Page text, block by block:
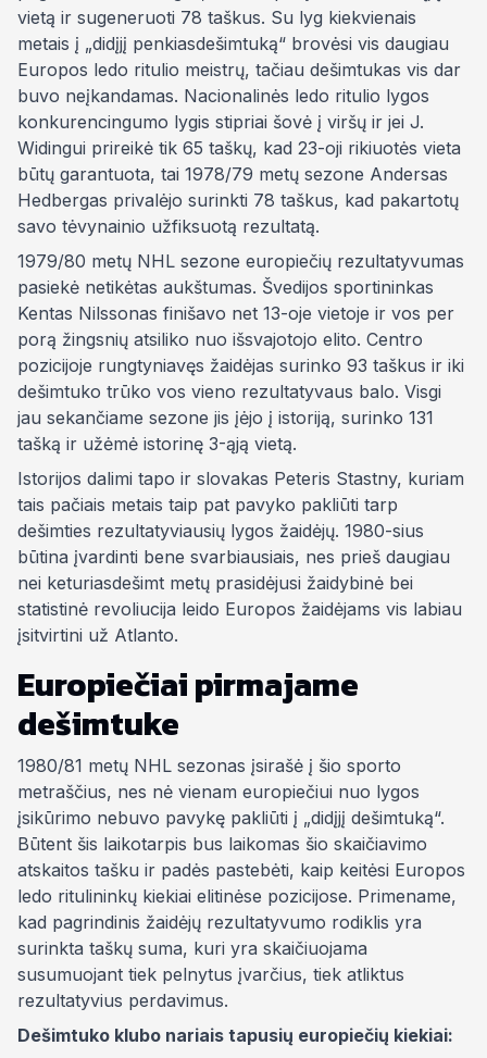
vietą ir sugeneruoti 78 taškus. Su lyg kiekvienais
metais į „didįjį penkiasdešimtuką“ brovėsi vis daugiau
Europos ledo ritulio meistrų, tačiau dešimtukas vis dar
buvo neįkandamas. Nacionalinės ledo ritulio lygos
konkurencingumo lygis stipriai šovė į viršų ir jei J.
Widingui prireikė tik 65 taškų, kad 23-oji rikiuotės vieta
būtų garantuota, tai 1978/79 metų sezone Andersas
Hedbergas privalėjo surinkti 78 taškus, kad pakartotų
savo tėvynainio užfiksuotą rezultatą.
1979/80 metų NHL sezone europiečių rezultatyvumas
pasiekė netikėtas aukštumas. Švedijos sportininkas
Kentas Nilssonas finišavo net 13-oje vietoje ir vos per
porą žingsnių atsiliko nuo išsvajotojo elito. Centro
pozicijoje rungtyniavęs žaidėjas surinko 93 taškus ir iki
dešimtuko trūko vos vieno rezultatyvaus balo. Visgi
jau sekančiame sezone jis įėjo į istoriją, surinko 131
tašką ir užėmė istorinę 3-ąją vietą.
Istorijos dalimi tapo ir slovakas Peteris Stastny, kuriam
tais pačiais metais taip pat pavyko pakliūti tarp
dešimties rezultatyviausių lygos žaidėjų. 1980-sius
būtina įvardinti bene svarbiausiais, nes prieš daugiau
nei keturiasdešimt metų prasidėjusi žaidybinė bei
statistinė revoliucija leido Europos žaidėjams vis labiau
įsitvirtini už Atlanto.
Europiečiai pirmajame
dešimtuke
1980/81 metų NHL sezonas įsirašė į šio sporto
metraščius, nes nė vienam europiečiui nuo lygos
įsikūrimo nebuvo pavykę pakliūti į „didįjį dešimtuką“.
Būtent šis laikotarpis bus laikomas šio skaičiavimo
atskaitos tašku ir padės pastebėti, kaip keitėsi Europos
ledo ritulininkų kiekiai elitinėse pozicijose. Primename,
kad pagrindinis žaidėjų rezultatyvumo rodiklis yra
surinkta taškų suma, kuri yra skaičiuojama
susumuojant tiek pelnytus įvarčius, tiek atliktus
rezultatyvius perdavimus.
Dešimtuko klubo nariais tapusių europiečių kiekiai: